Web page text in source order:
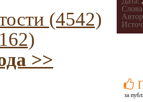
(4542)
>>
за